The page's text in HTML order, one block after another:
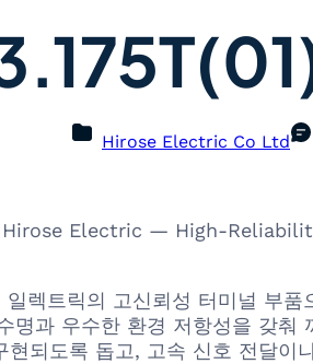
Hirose Electric Co Ltd
Hirose Electric — High-
일렉트릭의 고신뢰성 터미널 부
명과 우수한 환경 저항성을 갖
되도록 돕고, 고속 신호 전달